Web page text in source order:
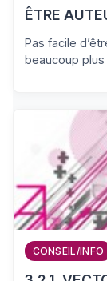
ÊTRE
Pas facile
beaucoup
CONSEIL/INFO